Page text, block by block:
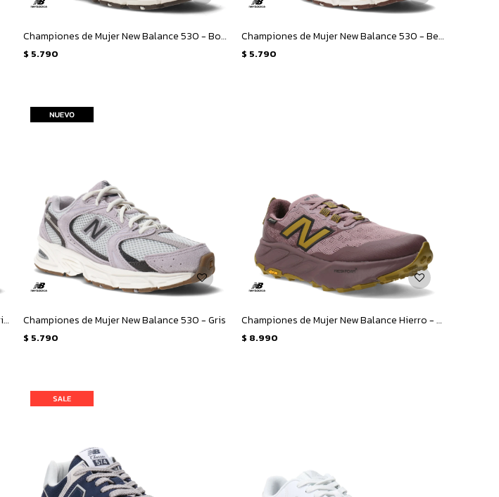
Championes de Mujer New Balance 530 - Bordó
$ 5.790
Championes de Mujer New Balance 530 - Beige - Marron
$ 5.790
Championes de Mujer New Balance 530 - Gris Metalizado Championes de Mujer New Balance 530 - Gris
$ 5.790
Championes de Mujer New Balance Hierro - Rosado - Amarillo Mostaza
$ 8.990